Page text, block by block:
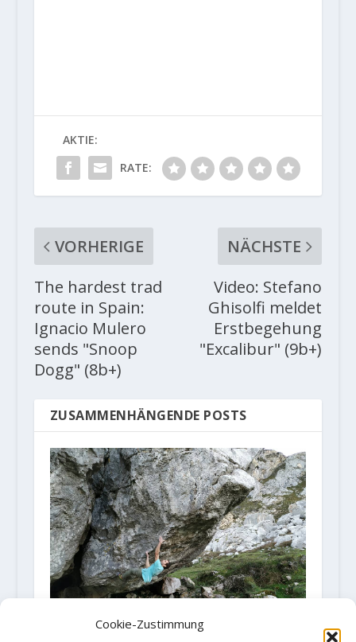
Cookie-Zustimmung
AKTIE:
RATE:
VORHERIGE
The hardest trad
route in Spain:
Ignacio Mulero
sends "Snoop
Dogg" (8b+)
NÄCHSTE
Video: Stefano
Ghisolfi meldet
Erstbegehung
"Excalibur" (9b+)
ZUSAMMENHÄNGENDE POSTS